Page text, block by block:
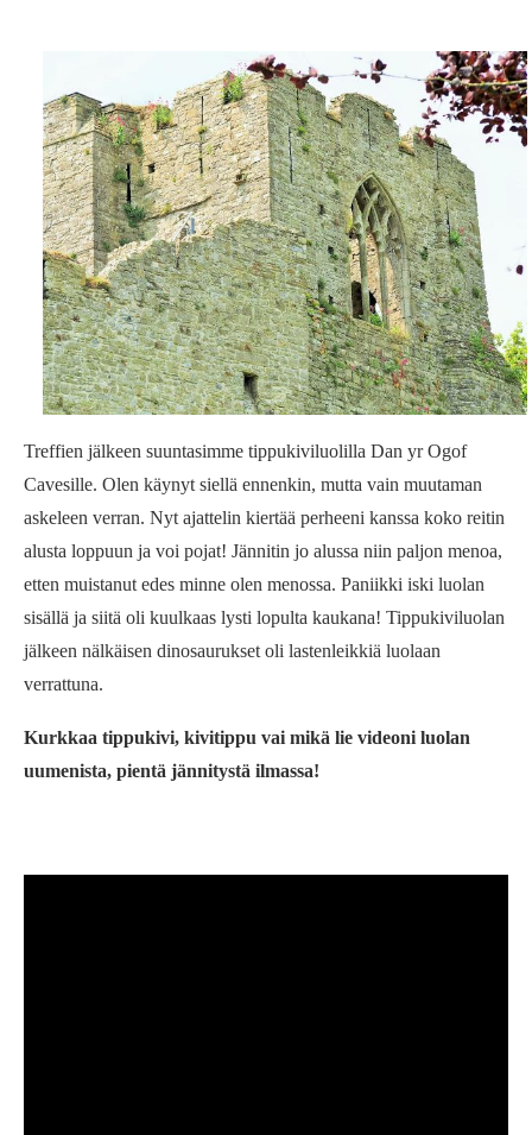
Treffien jälkeen suuntasimme tippukiviluolilla Dan yr Ogof
Cavesille. Olen käynyt siellä ennenkin, mutta vain muutaman
askeleen verran. Nyt ajattelin kiertää perheeni kanssa koko reitin
alusta loppuun ja voi pojat! Jännitin jo alussa niin paljon menoa,
etten muistanut edes minne olen menossa. Paniikki iski luolan
sisällä ja siitä oli kuulkaas lysti lopulta kaukana! Tippukiviluolan
jälkeen nälkäisen dinosaurukset oli lastenleikkiä luolaan
verrattuna.
Kurkkaa tippukivi, kivitippu vai mikä lie videoni luolan
uumenista, pientä jännitystä ilmassa!